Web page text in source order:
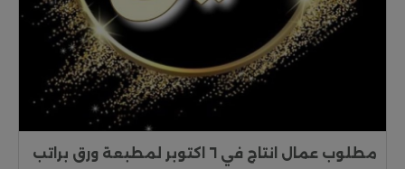
مطلوب عمال انتاج في ٦ اكتوبر لمطبعة ورق براتب